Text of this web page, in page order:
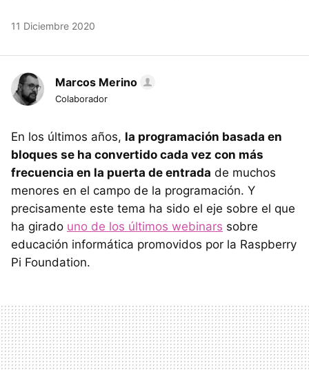
11 Diciembre 2020
Marcos Merino
Colaborador
En los últimos años, la programación basada en
bloques se ha convertido cada vez con más
frecuencia en la puerta de entrada de muchos
menores en el campo de la programación. Y
precisamente este tema ha sido el eje sobre el que
ha girado uno de los últimos webinars sobre
educación informática promovidos por la Raspberry
Pi Foundation.